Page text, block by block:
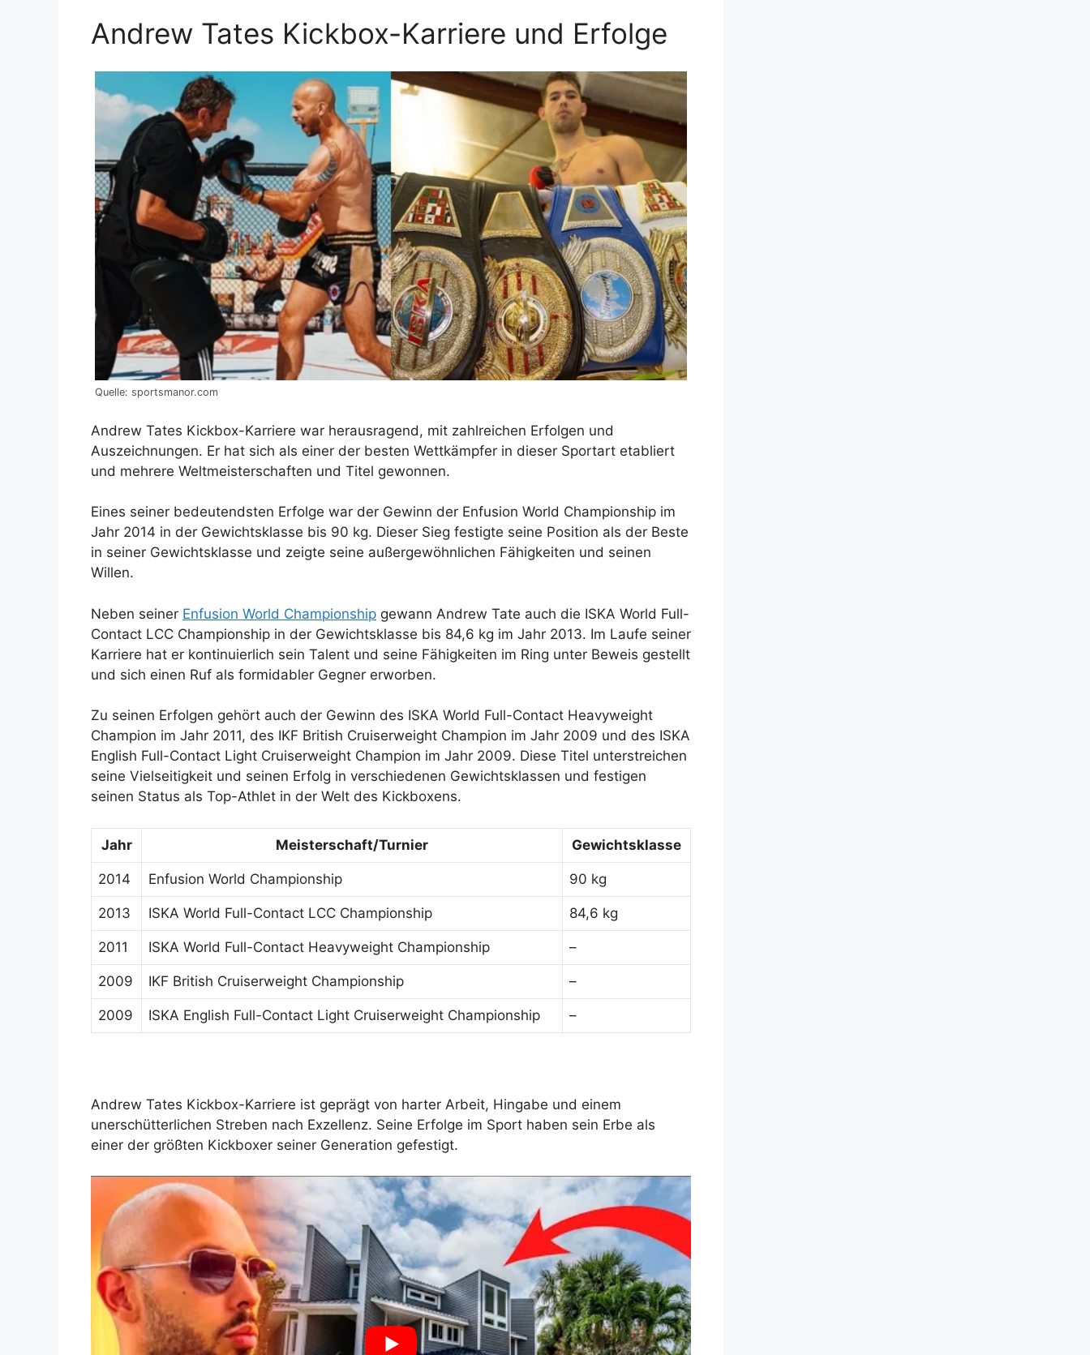
Andrew Tates Kickbox-Karriere und Erfolge
Quelle: sportsmanor.com
Andrew Tates Kickbox-Karriere war herausragend, mit zahlreichen Erfolgen und
Auszeichnungen. Er hat sich als einer der besten Wettkämpfer in dieser Sportart etabliert
und mehrere Weltmeisterschaften und Titel gewonnen.
Eines seiner bedeutendsten Erfolge war der Gewinn der Enfusion World Championship im
Jahr 2014 in der Gewichtsklasse bis 90 kg. Dieser Sieg festigte seine Position als der Beste
in seiner Gewichtsklasse und zeigte seine außergewöhnlichen Fähigkeiten und seinen
Willen.
Neben seiner Enfusion World Championship gewann Andrew Tate auch die ISKA World Full-
Contact LCC Championship in der Gewichtsklasse bis 84,6 kg im Jahr 2013. Im Laufe seiner
Karriere hat er kontinuierlich sein Talent und seine Fähigkeiten im Ring unter Beweis gestellt
und sich einen Ruf als formidabler Gegner erworben.
Zu seinen Erfolgen gehört auch der Gewinn des ISKA World Full-Contact Heavyweight
Champion im Jahr 2011, des IKF British Cruiserweight Champion im Jahr 2009 und des ISKA
English Full-Contact Light Cruiserweight Champion im Jahr 2009. Diese Titel unterstreichen
seine Vielseitigkeit und seinen Erfolg in verschiedenen Gewichtsklassen und festigen
seinen Status als Top-Athlet in der Welt des Kickboxens.
Jahr Meisterschaft/Turnier Gewichtsklasse
2014 Enfusion World Championship 90 kg
2013 ISKA World Full-Contact LCC Championship 84,6 kg
2011 ISKA World Full-Contact Heavyweight Championship –
2009 IKF British Cruiserweight Championship –
2009 ISKA English Full-Contact Light Cruiserweight Championship –
Andrew Tates Kickbox-Karriere ist geprägt von harter Arbeit, Hingabe und einem
unerschütterlichen Streben nach Exzellenz. Seine Erfolge im Sport haben sein Erbe als
einer der größten Kickboxer seiner Generation gefestigt.